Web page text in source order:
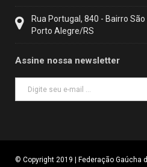
Rua Portugal, 840 - Bairro
Porto Alegre/RS
Assine nossa newsletter
© Copyright 2019 | Federação Gaúcha